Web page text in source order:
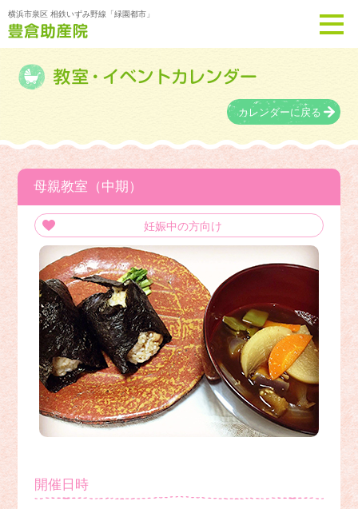
横浜市泉区 相鉄いずみ野線「緑園都市」
カレンダーに戻る
母親教室（中期）
妊娠中の方向け
開催日時